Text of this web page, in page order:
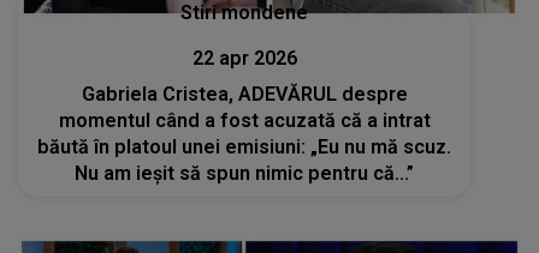
Stiri mondene
22 apr 2026
Gabriela Cristea, ADEVĂRUL despre
momentul când a fost acuzată că a intrat
băută în platoul unei emisiuni: „Eu nu mă scuz.
Nu am ieșit să spun nimic pentru că...”